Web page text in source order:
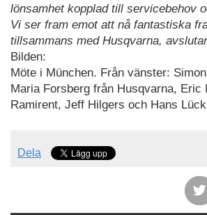
lönsamhet kopplad till servicebehov
Vi ser fram emot att nå fantastiska
tillsammans med Husqvarna,
Bilden:
Möte i München. Från vänster:
Maria Forsberg från Husqvarna, Eric
Ramirent, Jeff Hilgers och Hans
Dela